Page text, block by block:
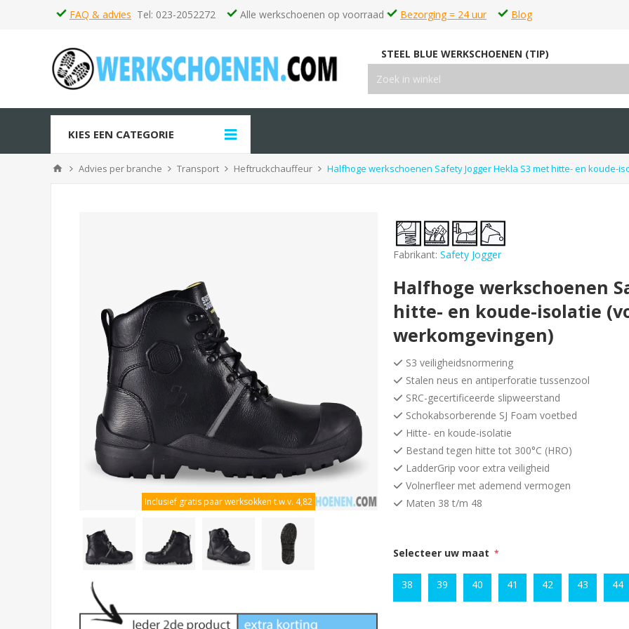
FAQ & advies Tel: 023-2052272 Alle werkschoenen op voorraad Bezorging = 24 uur Blog
STEEL BLUE WERKSCHOENEN (TIP)
KIES EEN CATEGORIE
Advies per branche Transport Heftruckchauffeur Halfhoge werkschoenen Safety Jogger Hekla S3 met hitte- en koude-
Inclusief gratis paar werksokken t.w.v. 4,82
Fabrikant: Safety Jogger
Halfhoge werkschoenen
hitte- en koude-isolatie
werkomgevingen)
S3 veiligheidsnormering
Stalen neus en antiperforatie tussenzool
SRC-gecertificeerde slipweerstand
Schokabsorberende SJ Foam voetbed
Hitte- en koude-isolatie
Bestand tegen hitte tot 300°C (HRO)
LadderGrip voor extra veiligheid
Volnerfleer met ademend vermogen
Maten 38 t/m 48
Selecteer uw maat *
38 39 40 41 42 43 44